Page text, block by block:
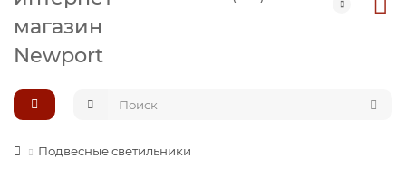
Подвесные светильники
Потолочные светильники
Светильник-кольцо
Подвесные светильники